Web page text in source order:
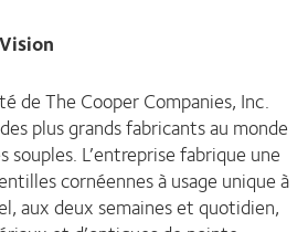
de The Cooper Companies, Inc.
plus grands fabricants au monde
L’entreprise fabrique une
cornéennes à usage unique à
aux deux semaines et quotidien,